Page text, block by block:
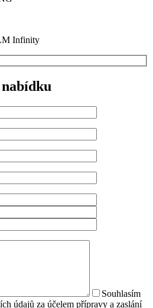
Infinity
nabídku
Souhlasím
údajů za účelem přípravy a zaslání